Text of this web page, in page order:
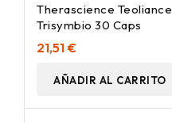
Therascience Teoliance
Trisymbio 30 Caps
21,51 €
AÑADIR AL CARRITO